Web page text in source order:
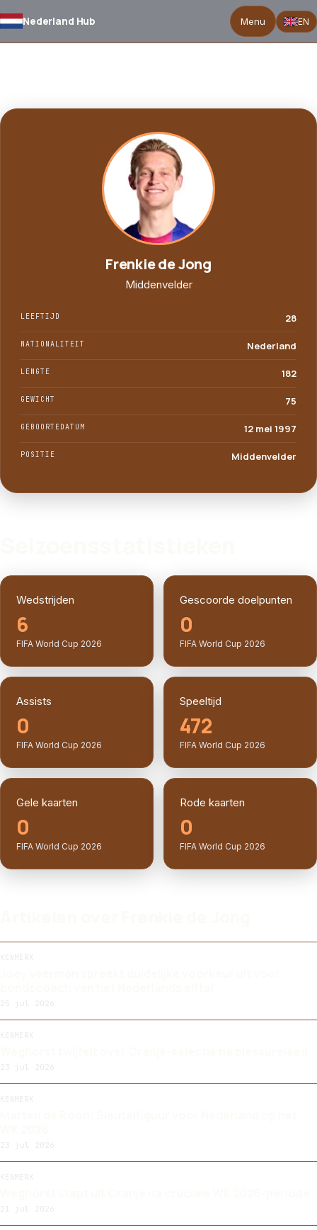
Nederland Hub Menu EN
Frenkie de Jong
Middenvelder
LEEFTIJD 28
NATIONALITEIT Nederland
LENGTE 182
GEWICHT 75
GEBOORTEDATUM 12 mei 1997
POSITIE Middenvelder
Wedstrijden
6
FIFA World Cup 2026
Gescoorde doelpunten
0
FIFA World Cup 2026
Assists
0
FIFA World Cup 2026
Speeltijd
472
FIFA World Cup 2026
Gele kaarten
0
FIFA World Cup 2026
Rode kaarten
0
FIFA World Cup 2026